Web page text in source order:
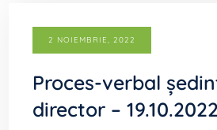
2 NOIEMBRIE, 2022
Proces-verbal
director – 19.10.2022